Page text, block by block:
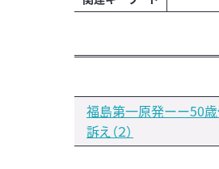
福島第一原発ーー50
訴え（２）